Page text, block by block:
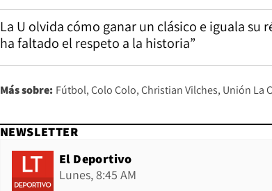
La U olvida cómo ganar un clásico e iguala su
ha faltado el respeto a la historia”
Más sobre: Fútbol Colo Colo Christian Vilches Unión La
NEWSLETTER
El Deportivo
Lunes, 8:45 AM